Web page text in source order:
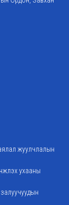
жуулчлалын
ухааны
залуучуудын